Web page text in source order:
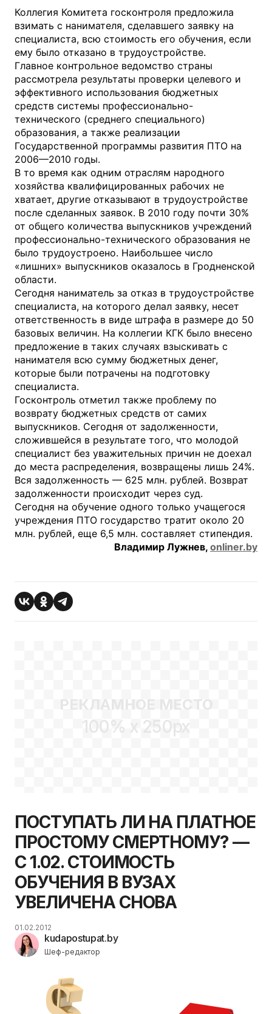
Коллегия Комитета госконтроля предложила
взимать с нанимателя, сделавшего заявку на
специалиста, всю стоимость его обучения, если
ему было отказано в трудоустройстве.
Главное контрольное ведомство страны
рассмотрела результаты проверки целевого и
эффективного использования бюджетных
средств системы профессионально-
технического (среднего специального)
образования, а также реализации
Государственной программы развития ПТО на
2006—2010 годы.
В то время как одним отраслям народного
хозяйства квалифицированных рабочих не
хватает, другие отказывают в трудоустройстве
после сделанных заявок. В 2010 году почти 30%
от общего количества выпускников учреждений
профессионально-технического образования не
было трудоустроено. Наибольшее число
«лишних» выпускников оказалось в Гродненской
области.
Сегодня наниматель за отказ в трудоустройстве
специалиста, на которого делал заявку, несет
ответственность в виде штрафа в размере до 50
базовых величин. На коллегии КГК было внесено
предложение в таких случаях взыскивать с
нанимателя всю сумму бюджетных денег,
которые были потрачены на подготовку
специалиста.
Госконтроль отметил также проблему по
возврату бюджетных средств от самих
выпускников. Сегодня от задолженности,
сложившейся в результате того, что молодой
специалист без уважительных причин не доехал
до места распределения, возвращены лишь 24%.
Вся задолженность — 625 млн. рублей. Возврат
задолженности происходит через суд.
Сегодня на обучение одного только учащегося
учреждения ПТО государство тратит около 20
млн. рублей, еще 6,5 млн. составляет стипендия.
Владимир Лужнев, onliner.by
РЕКЛАМНОЕ МЕСТО
100% x 250px
ПОСТУПАТЬ ЛИ НА ПЛАТНОЕ
ПРОСТОМУ СМЕРТНОМУ? —
С 1.02. СТОИМОСТЬ
ОБУЧЕНИЯ В ВУЗАХ
УВЕЛИЧЕНА СНОВА
kudapostupat.by
Шеф-редактор
01.02.2012